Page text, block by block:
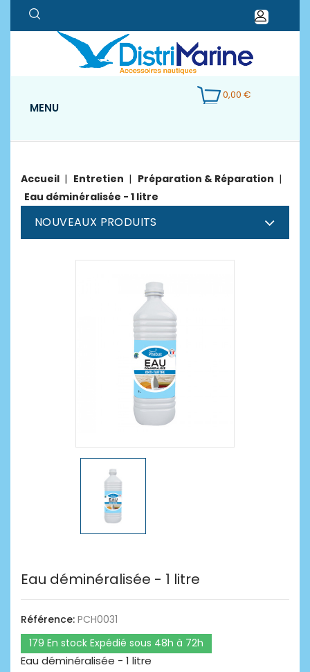
0,00 €
MENU
Accueil Entretien
Préparation & Réparation
Eau déminéralisée - 1 litre
NOUVEAUX PRODUITS
Eau déminéralisée - 1 litre
Référence: PCH0031
179 En stock Expédié sous 48h à 72h
Eau déminéralisée - 1 litre